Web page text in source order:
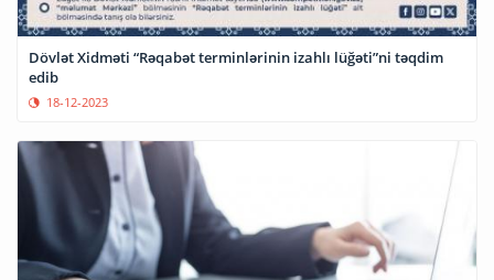
Dövlət Xidməti “Rəqabət terminlərinin izahlı lüğəti”ni təqdim
edib
18-12-2023